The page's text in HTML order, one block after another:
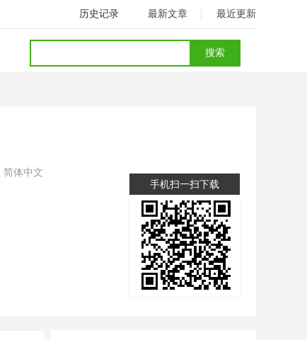
历史记录 最新文章 最近更新
简体中文
手机扫一扫下载